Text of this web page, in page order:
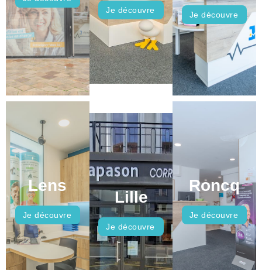
Je découvre Je découvre
Lens
Je découvre
Lille
Je découvre
Roncq
Je découvre